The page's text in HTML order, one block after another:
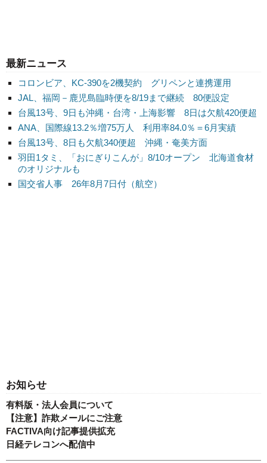
最新ニュース
コロンビア、KC-390を2機契約 グリペンと連携運用
JAL、福岡－鹿児島臨時便を8/19まで継続 80便設定
台風13号、9日も沖縄・台湾・上海影響 8日は欠航420便超
ANA、国際線13.2％増75万人 利用率84.0％＝6月実績
台風13号、8日も欠航340便超 沖縄・奄美方面
羽田1タミ、「おにぎりこんが」8/10オープン 北海道食材
のオリジナルも
国交省人事 26年8月7日付（航空）
お知らせ
有料版・法人会員について
【注意】詐欺メールにご注意
FACTIVA向け記事提供拡充
日経テレコンへ配信中